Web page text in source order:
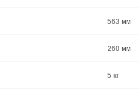
563 мм
260 мм
5 кг